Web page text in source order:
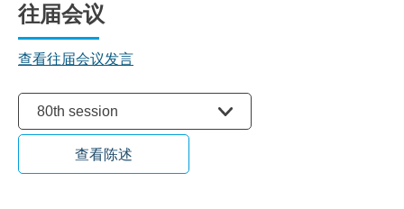
往届会议
查看往届会议发言
80th session
查看陈述